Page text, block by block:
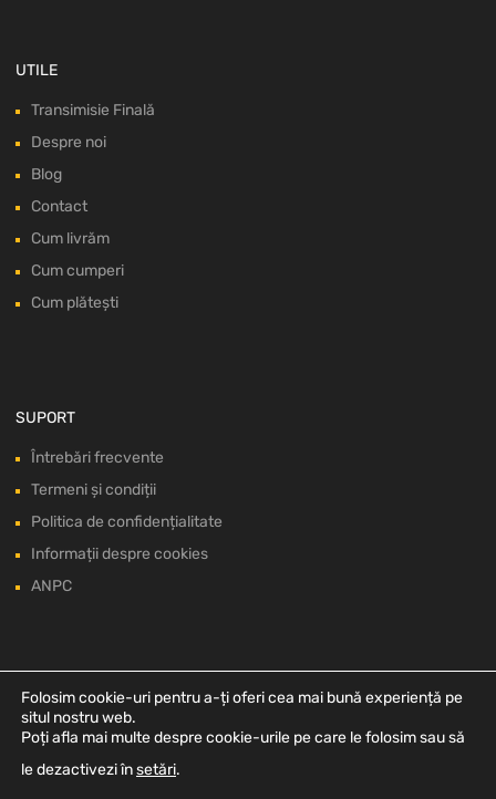
UTILE
Transimisie Finală
Despre noi
Blog
Contact
Cum livrăm
Cum cumperi
Cum plătești
SUPORT
Întrebări frecvente
Termeni și condiții
Politica de confidențialitate
Informații despre cookies
ANPC
Folosim cookie-uri pentru a-ți oferi cea mai bună experiență pe
situl nostru web.
Poți afla mai multe despre cookie-urile pe care le folosim sau să
le dezactivezi însetări.